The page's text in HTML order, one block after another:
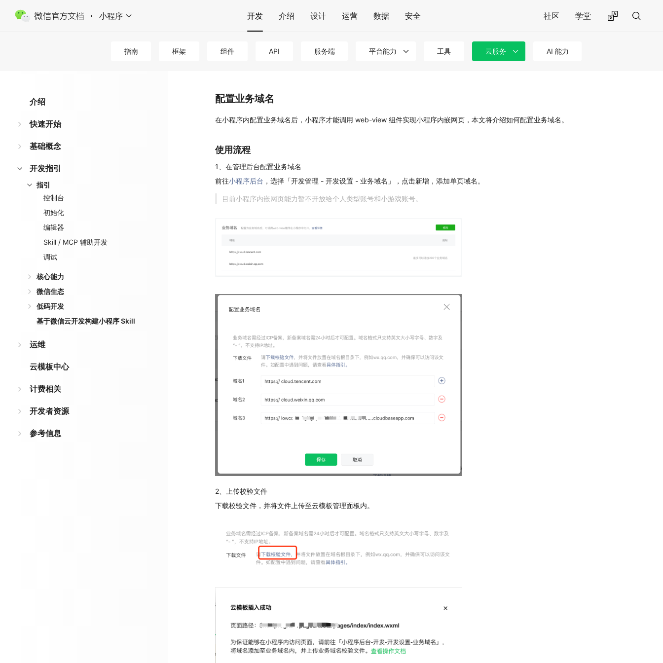
小程序 开发 介绍 设计 运营 数据 安全 社区 学堂
指南 框架 组件 API 服务端 平台能力 工具 云服务 AI 能力
介绍
快速开始
基础概念
开发指引
指引
控制台
初始化
编辑器
Skill / MCP 辅助开发
调试
核心能力
微信生态
低码开发
基于微信云开发构建小程序 Skill
运维
云模板中心
计费相关
开发者资源
参考信息
配置业务域名
在小程序内配置业务域名后，小程序才能调用 web-view 组件实现小程序内嵌网页，本文将介绍如何配置业务域名。
使用流程
1、在管理后台配置业务域名
前往小程序后台 ，选择「开发管理 - 开发设置 - 业务域名」，点击新增，添加单页域名。
目前小程序内嵌网页能力暂不开放给个人类型账号和小游戏账号。
2、上传校验文件
下载校验文件，并将文件上传至云模板管理面板内。